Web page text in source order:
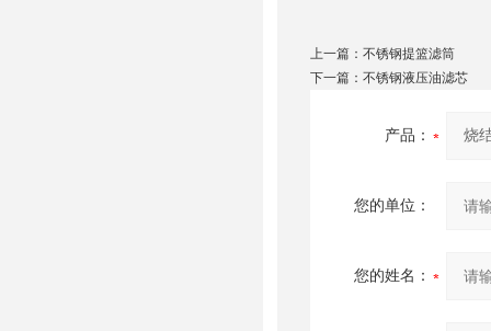
上一篇： 不锈钢提篮滤筒
下一篇： 不锈钢液压油滤芯
产品：
您的单位：
您的姓名：